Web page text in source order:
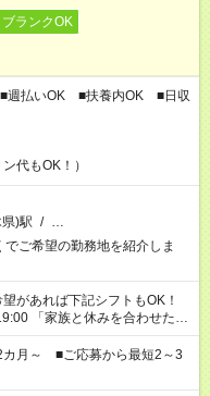
ブランクOK
週払いOK ■扶養内OK ■日収
代もOK！）
)駅 / …
ご希望の勤務地を紹介しま
わせた
したい」 「できれば残業はし
ね。 ※Wワーク希望
勤務時間と、もう1つのお仕事
える場合は応募できません。
カ月～ ■ご応募から最短2～3